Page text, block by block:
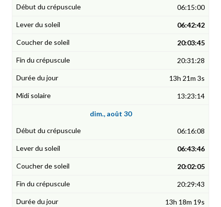
06:15:00
06:42:42
20:03:45
20:31:28
13h 21m 3s
13:23:14
dim., août 30
06:16:08
06:43:46
20:02:05
20:29:43
13h 18m 19s